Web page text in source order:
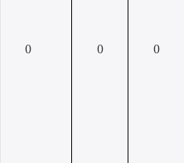
0 0 0